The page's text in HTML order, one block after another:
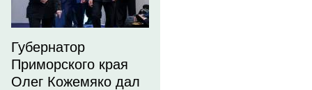
Губернатор
Приморского края
Олег Кожемяко дал